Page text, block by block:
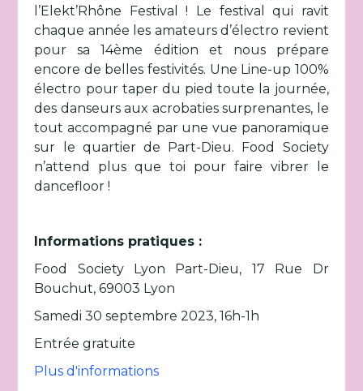
l’Elekt’Rhône Festival ! Le festival qui ravit
chaque année les amateurs d’électro revient
pour sa 14ème édition et nous prépare
encore de belles festivités. Une Line-up 100%
électro pour taper du pied toute la journée,
des danseurs aux acrobaties surprenantes, le
tout accompagné par une vue panoramique
sur le quartier de Part-Dieu. Food Society
n’attend plus que toi pour faire vibrer le
dancefloor !
Informations pratiques :
Food Society Lyon Part-Dieu, 17 Rue Dr
Bouchut, 69003 Lyon
Samedi 30 septembre 2023, 16h-1h
Entrée gratuite
Plus d'informations